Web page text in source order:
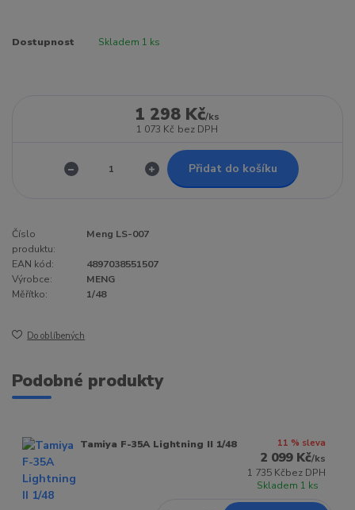
Dostupnost Skladem 1 ks
1 298 Kč/ks
1 073 Kč bez DPH
Přidat do košíku
Číslo
produktu:
Meng LS-007
EAN kód:
4897038551507
Výrobce:
MENG
Měřítko:
1/48
Do oblíbených
Podobné produkty
Tamiya F-35A Lightning II 1/48 11 % sleva
2 099 Kč/ks
1 735 Kčbez DPH
Skladem 1 ks